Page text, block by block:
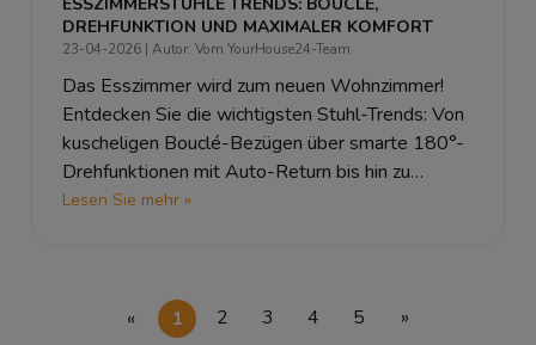
DREHFUNKTION UND MAXIMALER KOMFORT
23-04-2026 | Autor: Vom YourHouse24-Team
Das Esszimmer wird zum neuen Wohnzimmer!
Entdecken Sie die wichtigsten Stuhl-Trends: Von
kuscheligen Bouclé-Bezügen über smarte 180°-
Drehfunktionen mit Auto-Return bis hin zu
komfortablen Armlehnenstühlen.
Lesen Sie mehr »
« 1 2 3 4 5 »